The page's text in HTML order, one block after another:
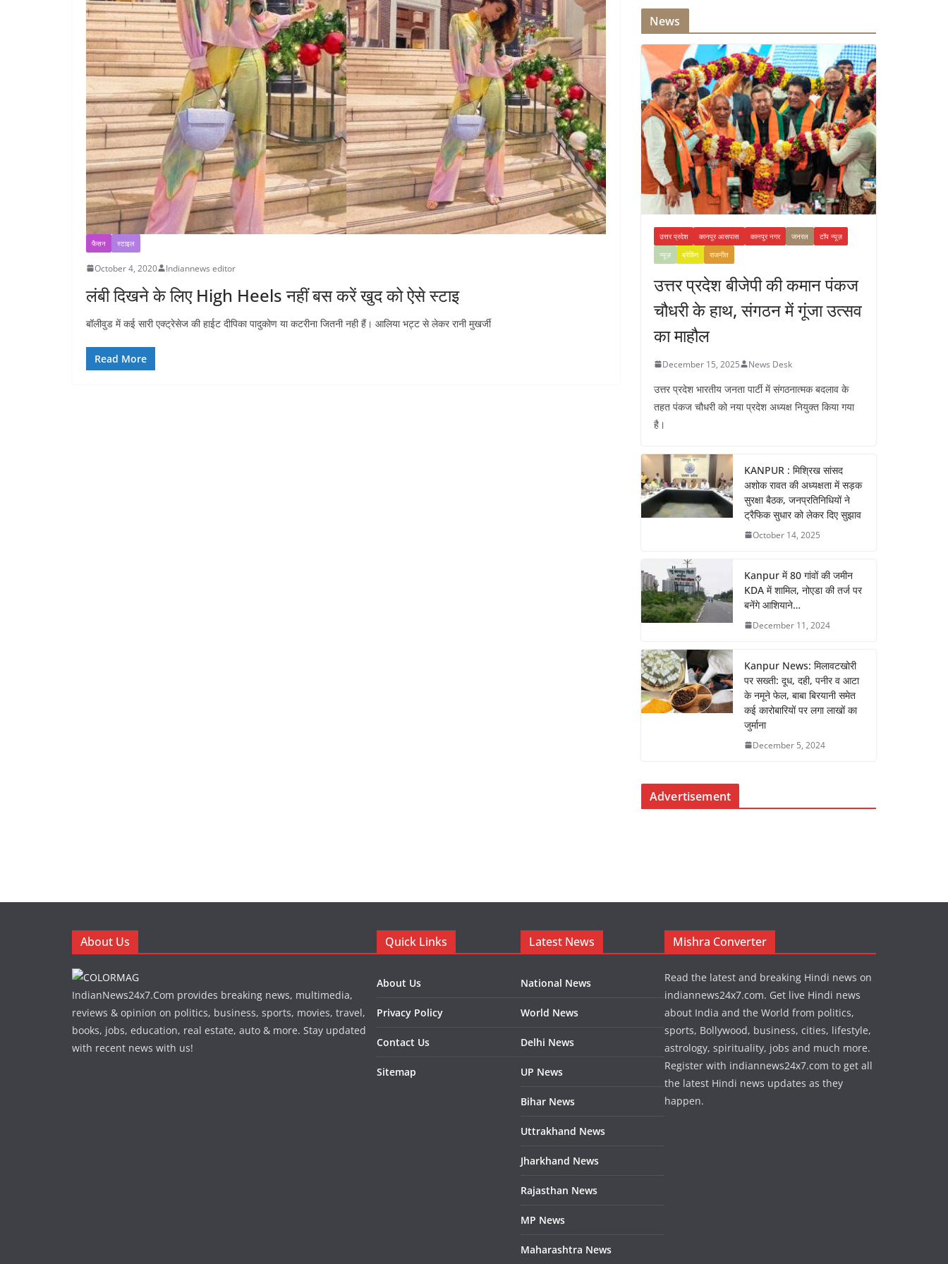
फैसन स्टाइल
October 4, 2020 Indiannews editor
लंबी दिखने के लिए High Heels नहीं बस करें खुद को ऐसे स्टाइ
बॉलीवुड में कई सारी एक्ट्रेसेज की हाईट दीपिका पादुकोण या कटरीना जितनी नही हैं। आलिया भट्ट से लेकर रानी मुखर्जी
Read More
News
उत्तर प्रदेश कानपुर आसपास कानपुर नगर जनरल
टॉप न्यूज़
न्यूज़
ब्रेकिंग राजनीत
उत्तर प्रदेश बीजेपी की कमान पंकज
चौधरी के हाथ, संगठन में गूंजा उत्सव
का माहौल
December 15, 2025 News Desk
उत्तर प्रदेश भारतीय जनता पार्टी में संगठनात्मक बदलाव के
तहत पंकज चौधरी को नया प्रदेश अध्यक्ष नियुक्त किया गया
है।
KANPUR : मिश्रिख सांसद
अशोक रावत की अध्यक्षता में सड़क
सुरक्षा बैठक, जनप्रतिनिधियों ने
ट्रैफिक सुधार को लेकर दिए सुझाव
October 14, 2025
Kanpur में 80 गांवों की जमीन
KDA में शामिल, नोएडा की तर्ज पर
बनेंगे आशियाने…
December 11, 2024
Kanpur News: मिलावटखोरी
पर सख्ती: दूध, दही, पनीर व आटा
के नमूने फेल, बाबा बिरयानी समेत
कई कारोबारियों पर लगा लाखों का
जुर्माना
December 5, 2024
Advertisement
About Us
IndianNews24x7.Com provides breaking news, multimedia,
reviews & opinion on politics, business, sports, movies, travel,
books, jobs, education, real estate, auto & more. Stay updated
with recent news with us!
Quick Links
About Us
Privacy Policy
Contact Us
Sitemap
Latest News
National News
World News
Delhi News
UP News
Bihar News
Uttrakhand News
Jharkhand News
Rajasthan News
MP News
Maharashtra News
Mishra Converter
Read the latest and breaking Hindi news on
indiannews24x7.com. Get live Hindi news
about India and the World from politics,
sports, Bollywood, business, cities, lifestyle,
astrology, spirituality, jobs and much more.
Register with indiannews24x7.com to get all
the latest Hindi news updates as they
happen.